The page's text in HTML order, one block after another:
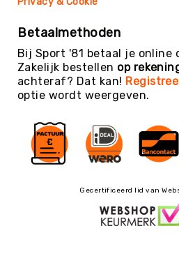
Yoga
Pakketten
Yogamat
Zaalvoetbal
Zaalvoetballen
Zwemmen
Sportballen
Betaalmethoden
Bij Sport '81 betaal je online
Zakelijk bestellen op
achteraf? Dat kan!
optie wordt weergeven.
Gecertificeerd lid van